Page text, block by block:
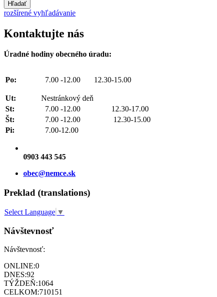
Hľadať
rozšírené vyhľadávanie
Kontaktujte nás
Úradné hodiny obecného úradu:
Po: 7.00 -12.00 12.30-15.00
Ut:
Nestránkový deň
St:
7.00 -12.00 12.30-17.00
Št:
7.00 -12.00 12.30-15.00
Pi:
7.00-12.00
0903 443 545
obec@nemce.sk
Preklad (translations)
Select Language ▼
Návštevnosť
Návštevnosť:
ONLINE:0
DNES:92
TÝŽDEŇ:1064
CELKOM:710151